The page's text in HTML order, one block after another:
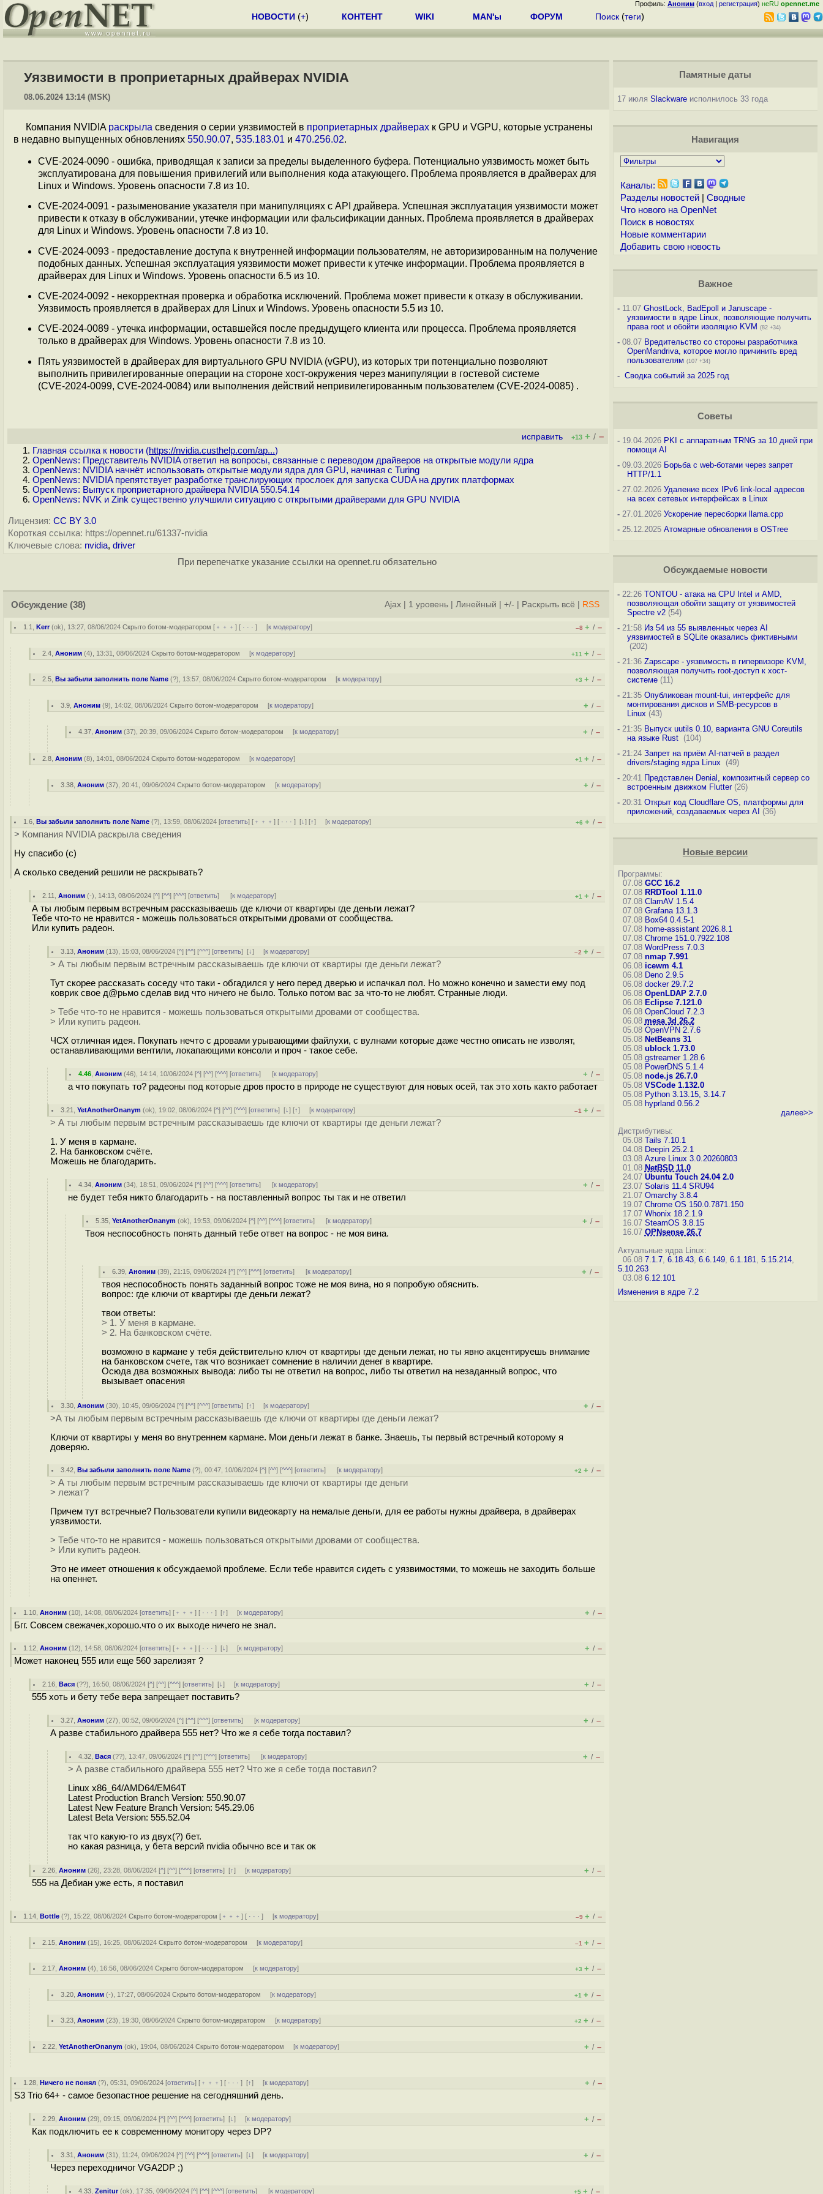
Профиль: Аноним (вход | регистрация) неRU opennet.me
НОВОСТИ (+) КОНТЕНТ WIKI MAN'ы ФОРУМ Поиск (теги)
Уязвимости в проприетарных драйверах NVIDIA
08.06.2024 13:14 (MSK)
Компания NVIDIA раскрыла сведения о серии уязвимостей в проприетарных драйверах к GPU и VGPU, которые устранены
в недавно выпущенных обновлениях 550.90.07, 535.183.01 и 470.256.02.
CVE‑2024‑0090 - ошибка, приводящая к записи за пределы выделенного буфера. Потенциально уязвимость может быть
эксплуатирована для повышения привилегий или выполнения кода атакующего. Проблема проявляется в драйверах для
Linux и Windows. Уровень опасности 7.8 из 10.
CVE‑2024‑0091 - разыменование указателя при манипуляциях с API драйвера. Успешная эксплуатация уязвимости может
привести к отказу в обслуживании, утечке информации или фальсификации данных. Проблема проявляется в драйверах
для Linux и Windows. Уровень опасности 7.8 из 10.
CVE‑2024‑0093 - предоставление доступа к внутренней информации пользователям, не авторизированным на получение
подобных данных. Успешная эксплуатация уязвимости может привести к утечке информации. Проблема проявляется в
драйверах для Linux и Windows. Уровень опасности 6.5 из 10.
CVE‑2024‑0092 - некорректная проверка и обработка исключений. Проблема может привести к отказу в обслуживании.
Уязвимость проявляется в драйверах для Linux и Windows. Уровень опасности 5.5 из 10.
CVE‑2024‑0089 - утечка информации, оставшейся после предыдущего клиента или процесса. Проблема проявляется
только в драйверах для Windows. Уровень опасности 7.8 из 10.
Пять уязвимостей в драйверах для виртуального GPU NVIDIA (vGPU), из которых три потенциально позволяют
выполнить привилегированные операции на стороне хост-окружения через манипуляции в гостевой системе
(CVE‑2024‑0099, CVE‑2024‑0084) или выполнения действий непривилегированным пользователем (CVE‑2024‑0085) .
исправить +13 + / –
Главная ссылка к новости (https://nvidia.custhelp.com/ap...)
OpenNews: Представитель NVIDIA ответил на вопросы, связанные с переводом драйверов на открытые модули ядра
OpenNews: NVIDIA начнёт использовать открытые модули ядра для GPU, начиная с Turing
OpenNews: NVIDIA препятствует разработке транслирующих прослоек для запуска CUDA на других платформах
OpenNews: Выпуск проприетарного драйвера NVIDIA 550.54.14
OpenNews: NVK и Zink существенно улучшили ситуацию с открытыми драйверами для GPU NVIDIA
Лицензия: CC BY 3.0
Короткая ссылка: https://opennet.ru/61337-nvidia
Ключевые слова: nvidia, driver
При перепечатке указание ссылки на opennet.ru обязательно
Обсуждение (38) Ajax 1 уровень Линейный +/- Раскрыть всё RSS
1.1 ,Kerr(ok), 13:27, 08/06/2024Скрыто ботом-модератором [ ﹢﹢﹢] [ · · ·] [к модератору] –8 + / –
2.4 ,Аноним (4), 13:31, 08/06/2024Скрыто ботом-модератором [к модератору] +11 + / –
2.5 ,Вы забыли заполнить поле Name (?), 13:57, 08/06/2024Скрыто ботом-модератором [к модератору] +3 + / –
3.9 ,Аноним (9), 14:02, 08/06/2024Скрыто ботом-модератором [к модератору] + / –
4.37 ,Аноним (37), 20:39, 09/06/2024Скрыто ботом-модератором [к модератору] + / –
2.8 ,Аноним (8), 14:01, 08/06/2024Скрыто ботом-модератором [к модератору] +1 + / –
3.38 ,Аноним (37), 20:41, 09/06/2024Скрыто ботом-модератором [к модератору] + / –
1.6 ,Вы забыли заполнить поле Name (?), 13:59, 08/06/2024 [ответить] [ ﹢﹢﹢] [ · · ·][↓] [↑] [к модератору] +6 + / –
> Компания NVIDIA раскрыла сведения
Ну спасибо (с)
А сколько сведений решили не раскрывать?
2.11 ,Аноним (-), 14:13, 08/06/2024 [^] [^^] [^^^] [ответить] [к модератору] +1 + / –
А ты любым первым встречным рассказываешь где ключи от квартиры где деньги лежат?
Тебе что-то не нравится - можешь пользоваться открытыми дровами от сообщества.
Или купить радеон.
3.13 ,Аноним (13), 15:03, 08/06/2024 [^] [^^] [^^^] [ответить][↓] [к модератору] –2 + / –
> А ты любым первым встречным рассказываешь где ключи от квартиры где деньги лежат?
Тут скорее рассказать соседу что таки - обгадился у него перед дверью и испачкал пол. Но можно конечно и замести ему под
коврик свое д@рьмо сделав вид что ничего не было. Только потом вас за что-то не любят. Странные люди.
> Тебе что-то не нравится - можешь пользоваться открытыми дровами от сообщества.
> Или купить радеон.
ЧСХ отличная идея. Покупать нечто с дровами урывающими файлухи, с вулнами которые даже честно описать не изволят,
останавливающими вентили, локапающими консоли и проч - такое себе.
4.46 ,Аноним (46), 14:14, 10/06/2024 [^] [^^] [^^^] [ответить] [к модератору] + / –
а что покупать то? радеоны под которые дров просто в природе не существуют для новых осей, так это хоть както работает
3.21 ,YetAnotherOnanym (ok), 19:02, 08/06/2024 [^] [^^] [^^^] [ответить][↓] [↑] [к модератору] –1 + / –
> А ты любым первым встречным рассказываешь где ключи от квартиры где деньги лежат?
1. У меня в кармане.
2. На банковском счёте.
Можешь не благодарить.
4.34 ,Аноним (34), 18:51, 09/06/2024 [^] [^^] [^^^] [ответить] [к модератору] + / –
не будет тебя никто благодарить - на поставленный вопрос ты так и не ответил
5.35 ,YetAnotherOnanym (ok), 19:53, 09/06/2024 [^] [^^] [^^^] [ответить] [к модератору] + / –
Твоя неспособность понять данный тебе ответ на вопрос - не моя вина.
6.39 ,Аноним (39), 21:15, 09/06/2024 [^] [^^] [^^^] [ответить] [к модератору] + / –
твоя неспособность понять заданный вопрос тоже не моя вина, но я попробую обяснить.
вопрос: где ключи от квартиры где деньги лежат?
твои ответы:
> 1. У меня в кармане.
> 2. На банковском счёте.
возможно в кармане у тебя действительно ключ от квартиры где деньги лежат, но ты явно акцентируешь внимание
на банковском счете, так что возникает сомнение в наличии денег в квартире.
Осюда два возможных вывода: либо ты не ответил на вопрос, либо ты ответил на незаданный вопрос, что
вызывает опасения
3.30 ,Аноним (30), 10:45, 09/06/2024 [^] [^^] [^^^] [ответить][↑] [к модератору] + / –
>А ты любым первым встречным рассказываешь где ключи от квартиры где деньги лежат?
Ключи от квартиры у меня во внутреннем кармане. Мои деньги лежат в банке. Знаешь, ты первый встречный которому я
доверяю.
3.42 ,Вы забыли заполнить поле Name (?), 00:47, 10/06/2024 [^] [^^] [^^^] [ответить] [к модератору] +2 + / –
> А ты любым первым встречным рассказываешь где ключи от квартиры где деньги
> лежат?
Причем тут встречные? Пользователи купили видеокарту на немалые деньги, для ее работы нужны драйвера, в драйверах
уязвимости.
> Тебе что-то не нравится - можешь пользоваться открытыми дровами от сообщества.
> Или купить радеон.
Это не имеет отношения к обсуждаемой проблеме. Если тебе нравится сидеть с уязвимостями, то можешь не заходить больше
на опеннет.
1.10 ,Аноним (10), 14:08, 08/06/2024 [ответить] [ ﹢﹢﹢] [ · · ·][↑] [к модератору] + / –
Бгг. Совсем свежачек,хорошо.что о их выходе ничего не знал.
1.12 ,Аноним (12), 14:58, 08/06/2024 [ответить] [ ﹢﹢﹢] [ · · ·][↓] [к модератору] + / –
Может наконец 555 или еще 560 зарелизят ?
2.16 ,Вася (??), 16:50, 08/06/2024 [^] [^^] [^^^] [ответить][↓] [к модератору] + / –
555 хоть и бету тебе вера запрещает поставить?
3.27 ,Аноним (27), 00:52, 09/06/2024 [^] [^^] [^^^] [ответить] [к модератору] + / –
А разве стабильного драйвера 555 нет? Что же я себе тогда поставил?
4.32 ,Вася (??), 13:47, 09/06/2024 [^] [^^] [^^^] [ответить] [к модератору] + / –
> А разве стабильного драйвера 555 нет? Что же я себе тогда поставил?
Linux x86_64/AMD64/EM64T
Latest Production Branch Version: 550.90.07
Latest New Feature Branch Version: 545.29.06
Latest Beta Version: 555.52.04
так что какую-то из двух(?) бет.
но какая разница, у бета версий nvidia обычно все и так ок
2.26 ,Аноним (26), 23:28, 08/06/2024 [^] [^^] [^^^] [ответить][↑] [к модератору] + / –
555 на Дебиан уже есть, я поставил
1.14 ,Bottle (?), 15:22, 08/06/2024Скрыто ботом-модератором [ ﹢﹢﹢] [ · · ·] [к модератору] –9 + / –
2.15 ,Аноним (15), 16:25, 08/06/2024Скрыто ботом-модератором [к модератору] –1 + / –
2.17 ,Аноним (4), 16:56, 08/06/2024Скрыто ботом-модератором [к модератору] +3 + / –
3.20 ,Аноним (-), 17:27, 08/06/2024Скрыто ботом-модератором [к модератору] +1 + / –
3.23 ,Аноним (23), 19:30, 08/06/2024Скрыто ботом-модератором [к модератору] +2 + / –
2.22 ,YetAnotherOnanym (ok), 19:04, 08/06/2024Скрыто ботом-модератором [к модератору] + / –
1.28 ,Ничего не понял (?), 05:31, 09/06/2024 [ответить] [ ﹢﹢﹢] [ · · ·][↑] [к модератору] + / –
S3 Trio 64+ - самое безопастное решение на сегодняшний день.
2.29 ,Аноним (29), 09:15, 09/06/2024 [^] [^^] [^^^] [ответить][↓] [к модератору] + / –
Как подключить ее к современному монитору через DP?
3.31 ,Аноним (31), 11:24, 09/06/2024 [^] [^^] [^^^] [ответить][↓] [к модератору] + / –
Через переходничог VGA2DP ;)
4.33 ,Zenitur(ok), 17:35, 09/06/2024 [^] [^^] [^^^] [ответить] [к модератору] +5 + / –
Памятные даты
17 июля Slackwareисполнилось 33 года
Навигация
Каналы:
Разделы новостей| Сводные
Что нового на OpenNet
Поиск в новостях
Новые комментарии
Добавить свою новость
Важное
-11.07 GhostLock, BadEpoll и Januscape -
уязвимости в ядре Linux, позволяющие получить
права root и обойти изоляцию KVM (82 +34)
-08.07 Вредительство со стороны разработчика
OpenMandriva, которое могло причинить вред
пользователям (107 +34)
- Сводка событий за 2025 год
Советы
-19.04.2026 PKI с аппаратным TRNG за 10 дней при
помощи AI
-09.03.2026 Борьба с web-ботами через запрет
HTTP/1.1
-27.02.2026 Удаление всех IPv6 link-local адресов
на всех сетевых интерфейсах в Linux
-27.01.2026 Ускорение пересборки llama.cpp
-25.12.2025 Атомарные обновления в OSTree
Обсуждаемые новости
-22:26 TONTOU - атака на CPU Intel и AMD,
позволяющая обойти защиту от уязвимостей
Spectre v2(54)
-21:58 Из 54 из 55 выявленных через AI
уязвимостей в SQLite оказались фиктивными
(202)
-21:36 Zapscape - уязвимость в гипервизоре KVM,
позволяющая получить root-доступ к хост-
системе(11)
-21:35 Опубликован mount-tui, интерфейс для
монтирования дисков и SMB-ресурсов в
Linux (43)
-21:35 Выпуск uutils 0.10, варианта GNU Coreutils
на языке Rust (104)
-21:24 Запрет на приём AI-патчей в раздел
drivers/staging ядра Linux
(49)
-20:41 Представлен Denial, композитный сервер со
встроенным движком Flutter(26)
-20:31 Открыт код Cloudflare OS, платформы для
приложений, создаваемых через AI (36)
Новые версии
Программы:
07.08 GCC 16.2
07.08 RRDTool 1.11.0
07.08 ClamAV 1.5.4
07.08 Grafana 13.1.3
07.08 Box64 0.4.5-1
07.08 home-assistant 2026.8.1
07.08 Chrome 151.0.7922.108
07.08 WordPress 7.0.3
07.08 nmap 7.991
06.08 icewm 4.1
06.08 Deno 2.9.5
06.08 docker 29.7.2
06.08 OpenLDAP 2.7.0
06.08 Eclipse 7.121.0
06.08 OpenCloud 7.2.3
06.08 mesa 3d 26.2
05.08 OpenVPN 2.7.6
05.08 NetBeans 31
05.08 ublock 1.73.0
05.08 gstreamer 1.28.6
05.08 PowerDNS 5.1.4
05.08 node.js 26.7.0
05.08 VSCode 1.132.0
05.08 Python 3.13.15, 3.14.7
05.08 hyprland 0.56.2
далее>>
Дистрибутивы:
05.08 Tails 7.10.1
04.08 Deepin 25.2.1
03.08 Azure Linux 3.0.20260803
01.08 NetBSD 11.0
24.07 Ubuntu Touch 24.04 2.0
23.07 Solaris 11.4 SRU94
21.07 Omarchy 3.8.4
19.07 Chrome OS 150.0.7871.150
17.07 Whonix 18.2.1.9
16.07 SteamOS 3.8.15
16.07 OPNsense 26.7
Актуальные ядра Linux:
06.08 7.1.7, 6.18.43, 6.6.149, 6.1.181, 5.15.214,
5.10.263
03.08 6.12.101
Изменения в ядре 7.2